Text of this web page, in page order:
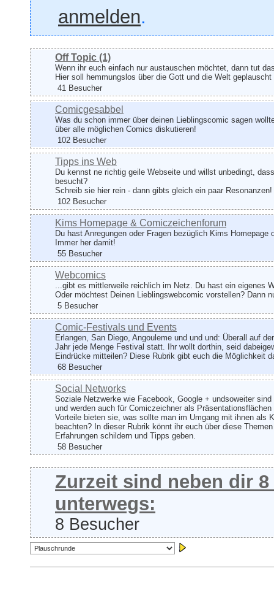
anmelden.
Off Topic (1)
Wenn ihr euch einfach nur austauschen möchtet, dann tut
Hier soll hemmungslos über die Gott und die Welt geplauscht
41 Besucher
Comicgesabbel
Was du schon immer über deinen Lieblingscomic sagen
über alle möglichen Comics diskutieren!
102 Besucher
Tipps ins Web
Du kennst ne richtig geile Webseite und willst unbedingt,
besucht?
Schreib sie hier rein - dann gibts gleich ein paar Resonanzen!
102 Besucher
Kims Homepage & Comiczeichenforum
Du hast Anregungen oder Fragen bezüglich Kims Homepage
Immer her damit!
55 Besucher
Webcomics
...gibt es mittlerweile reichlich im Netz. Du hast ein eigenes
Oder möchtest Deinen Lieblingswebcomic vorstellen? Dann
5 Besucher
Comic-Festivals und Events
Erlangen, San Diego, Angouleme und und und: Überall auf
Jahr jede Menge Festival statt. Ihr wollt dorthin, seid
Eindrücke mitteilen? Diese Rubrik gibt euch die Möglichkeit
68 Besucher
Social Networks
Soziale Netzwerke wie Facebook, Google + undsoweiter sind
und werden auch für Comiczeichner als
Vorteile bieten sie, was sollte man im Umgang mit ihnen als
beachten? In dieser Rubrik könnt ihr euch über diese
Erfahrungen schildern und Tipps geben.
58 Besucher
Zurzeit sind neben dir
unterwegs:
8 Besucher